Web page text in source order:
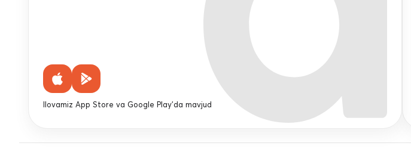
Ilovamiz App Store va Google Play'da mavjud